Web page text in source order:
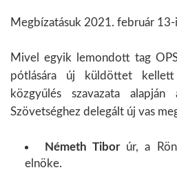
Megbízatásuk 2021. február 13-
Mivel egyik lemondott tag
pótlására új küldöttet kellett
közgyűlés szavazata
Szövetséghez delegált új vas
Németh Tiborúr, a
elnöke.